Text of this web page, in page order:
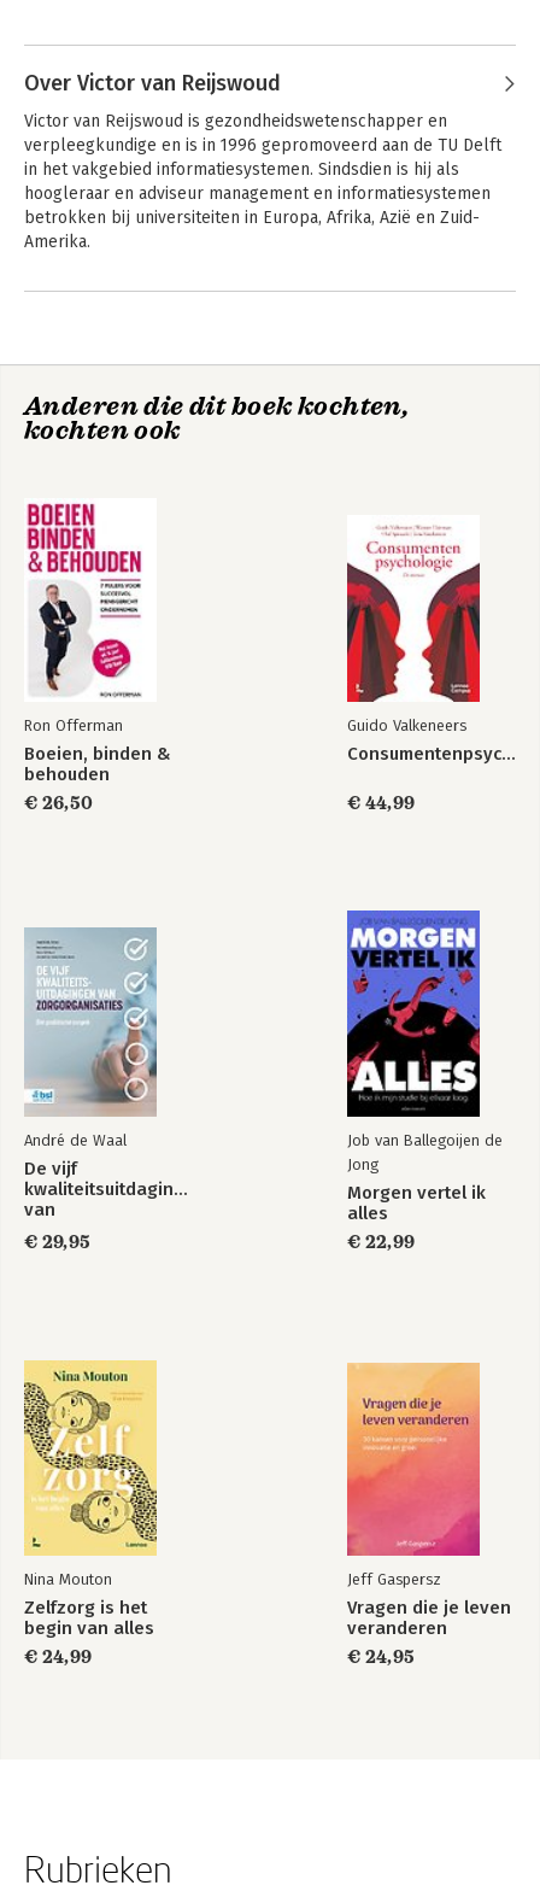
zorg
zorg
Over Victor van Reijswoud
Victor van Reijswoud is gezondheidswetenschapper en
verpleegkundige en is in 1996 gepromoveerd aan de TU Delft
in het vakgebied informatiesystemen. Sindsdien is hij als
hoogleraar en adviseur management en informatiesystemen
betrokken bij universiteiten in Europa, Afrika, Azië en Zuid-
Amerika.
Anderen die dit boek kochten,
kochten ook
Ron Offerman
Boeien, binden &
behouden
€ 26,50
Guido Valkeneers
Consumentenpsychologie
€ 44,99
André de Waal
De vijf
kwaliteitsuitdagingen
van
zorgorganisaties
€ 29,95
Job van Ballegoijen de
Jong
Morgen vertel ik
alles
€ 22,99
Nina Mouton
Zelfzorg is het
begin van alles
€ 24,99
Jeff Gaspersz
Vragen die je leven
veranderen
€ 24,95
Rubrieken